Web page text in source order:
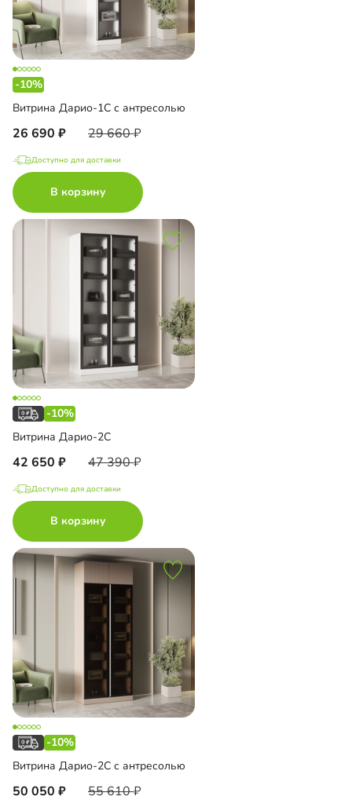
-10%
Витрина Дарио-1С с антресолью
26 690 29 660
Доступно для доставки
В корзину
-10%
Витрина Дарио-2С
42 650 47 390
Доступно для доставки
В корзину
-10%
Витрина Дарио-2С с антресолью
50 050 55 610